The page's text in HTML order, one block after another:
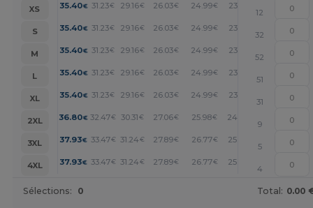
XS 35.40€ 31.23€ 29.16€ 26.03€ 24.99€ 23.95
12
S
35.40€ 31.23€ 29.16€ 26.03€ 24.99€ 23.95
32
M
35.40€ 31.23€ 29.16€ 26.03€ 24.99€ 23.95
52
L
35.40€ 31.23€ 29.16€ 26.03€ 24.99€ 23.95
51
XL
35.40€ 31.23€ 29.16€ 26.03€ 24.99€ 23.95
31
2XL
36.80€ 32.47€ 30.31 € 27.06€ 25.98€ 24.89
9
3XL
37.93€ 33.47€ 31.24 € 27.89€ 26.77€ 25.66
5
4XL
37.93€ 33.47€ 31.24 € 27.89€ 26.77€ 25.66
4
Sélections: 0 Total: 0.00